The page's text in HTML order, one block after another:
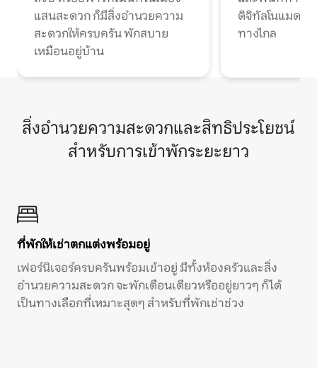
แสนสะดวก ก็มีสิ่งอำนวยความ
สะดวกให้ครบครัน พักสบาย
เหมือนอยู่บ้าน
ดิจิทัลโนแมดแ
ทางไกล
สิ่งอำนวยความสะดวกและสิทธิประโยชน์
สำหรับการเข้าพักระยะยาว
ที่พักให้เช่าตกแต่งพร้อมอยู่
เฟอร์นิเจอร์ครบครันพร้อมเข้าอยู่ มีทั้งห้องครัวและสิ่ง
อำนวยความสะดวก จะพักเดือนเดียวหรืออยู่ยาวๆ ก็ได้
เป็นทางเลือกที่เหมาะสุดๆ สำหรับที่พักเช่าช่วง